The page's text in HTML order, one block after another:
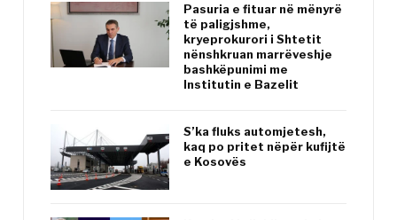
Pasuria e fituar në mënyrë
të paligjshme,
kryeprokurori i Shtetit
nënshkruan marrëveshje
bashkëpunimi me
Institutin e Bazelit
S’ka fluks automjetesh,
kaq po pritet nëpër kufijtë
e Kosovës